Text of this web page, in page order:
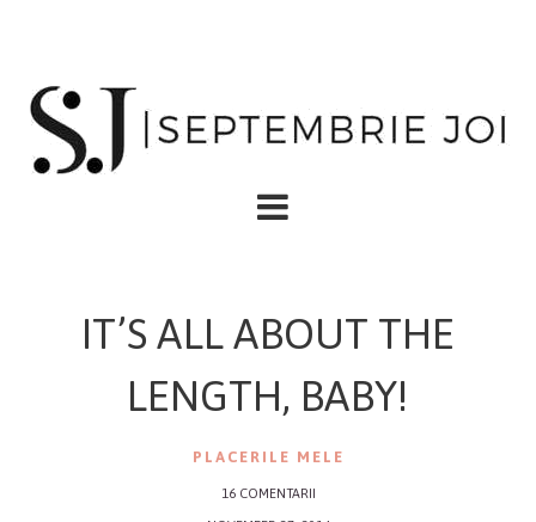
IT’S ALL ABOUT THE
LENGTH, BABY!
PLACERILE MELE
16 COMENTARII